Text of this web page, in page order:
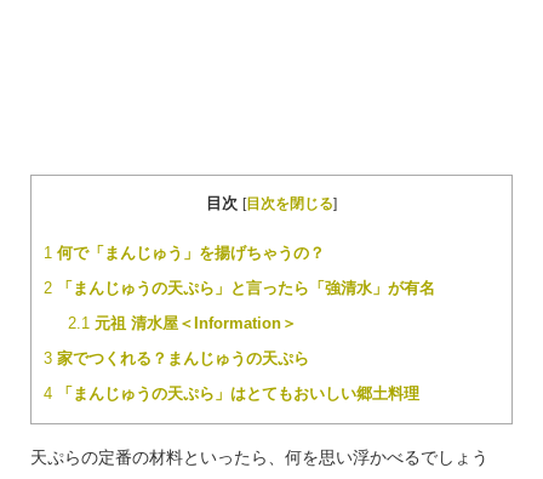
目次 [目次を閉じる]
1何で「まんじゅう」を揚げちゃうの？
2「まんじゅうの天ぷら」と言ったら「強清水」が有名
2.1元祖 清水屋＜Information＞
3家でつくれる？まんじゅうの天ぷら
4「まんじゅうの天ぷら」はとてもおいしい郷土料理
天ぷらの定番の材料といったら、何を思い浮かべるでしょう